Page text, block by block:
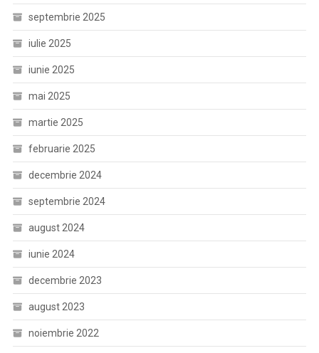
septembrie 2025
iulie 2025
iunie 2025
mai 2025
martie 2025
februarie 2025
decembrie 2024
septembrie 2024
august 2024
iunie 2024
decembrie 2023
august 2023
noiembrie 2022